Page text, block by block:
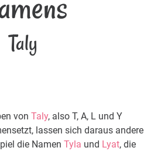
Taly
von Taly, also T, A, L und Y
lassen sich daraus andere
die Namen Tyla und Lyat, die